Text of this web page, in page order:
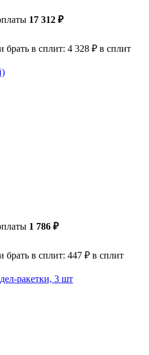
17 312 ₽
брать в сплит: 4 328 ₽ в сплит
1 786 ₽
брать в сплит: 447 ₽ в сплит
ракетки, 3 шт